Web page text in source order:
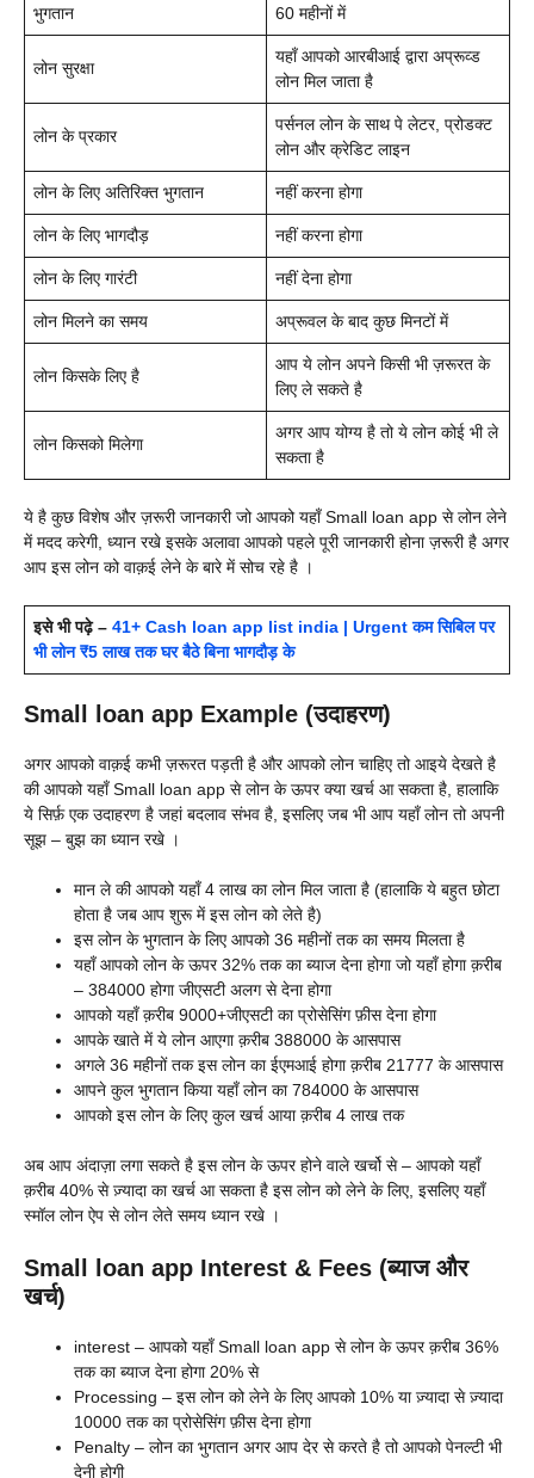
भुगतान 60 महीनों में
लोन सुरक्षा
यहाँ आपको आरबीआई द्वारा अप्रूव्ड
लोन मिल जाता है
लोन के प्रकार
पर्सनल लोन के साथ पे लेटर, प्रोडक्ट
लोन और क्रेडिट लाइन
लोन के लिए अतिरिक्त भुगतान नहीं करना होगा
लोन के लिए भागदौड़ नहीं करना होगा
लोन के लिए गारंटी नहीं देना होगा
लोन मिलने का समय अप्रूवल के बाद कुछ मिनटों में
लोन किसके लिए है
आप ये लोन अपने किसी भी ज़रूरत के
लिए ले सकते है
लोन किसको मिलेगा
अगर आप योग्य है तो ये लोन कोई भी ले
सकता है
ये है कुछ विशेष और ज़रूरी जानकारी जो आपको यहाँSmall loan app से लोन लेने
में मदद करेगी, ध्यान रखे इसके अलावा आपको पहले पूरी जानकारी होना ज़रूरी है अगर
आप इस लोन को वाक़ई लेने के बारे में सोच रहे है ।
इसे भी पढ़े – 41+ Cash loan app list india | Urgent कम सिबिल पर
भी लोन ₹5 लाख तक घर बैठे बिना भागदौड़ के
Small loan app Example (उदाहरण)
अगर आपको वाक़ई कभी ज़रूरत पड़ती है और आपको लोन चाहिए तो आइये देखते है
की आपको यहाँSmall loan app से लोन के ऊपर क्या खर्च आ सकता है, हालाकि
ये सिर्फ़ एक उदाहरण है जहां बदलाव संभव है, इसलिए जब भी आप यहाँ लोन तो अपनी
सूझ – बुझ का ध्यान रखे ।
मान ले की आपको यहाँ 4 लाख का लोन मिल जाता है (हालाकि ये बहुत छोटा
होता है जब आप शुरू में इस लोन को लेते है)
इस लोन के भुगतान के लिए आपको 36 महीनों तक का समय मिलता है
यहाँ आपको लोन के ऊपर 32% तक का ब्याज देना होगा जो यहाँ होगा क़रीब
– 384000 होगा जीएसटी अलग से देना होगा
आपको यहाँ क़रीब 9000+जीएसटी का प्रोसेसिंग फ़ीस देना होगा
आपके खाते में ये लोन आएगा क़रीब 388000 के आसपास
अगले 36 महीनों तक इस लोन का ईएमआई होगा क़रीब 21777 के आसपास
आपने कुल भुगतान किया यहाँ लोन का 784000 के आसपास
आपको इस लोन के लिए कुल खर्च आया क़रीब 4 लाख तक
अब आप अंदाज़ा लगा सकते है इस लोन के ऊपर होने वाले खर्चो से – आपको यहाँ
क़रीब 40% से ज़्यादा का खर्च आ सकता है इस लोन को लेने के लिए, इसलिए यहाँ
स्मॉल लोन ऐप से लोन लेते समय ध्यान रखे ।
Small loan app Interest & Fees (ब्याज और
खर्च)
interest – आपको यहाँSmall loan app से लोन के ऊपर क़रीब 36%
तक का ब्याज देना होगा 20% से
Processing – इस लोन को लेने के लिए आपको 10% या ज़्यादा से ज़्यादा
10000 तक का प्रोसेसिंग फ़ीस देना होगा
Penalty – लोन का भुगतान अगर आप देर से करते है तो आपको पेनल्टी भी
देनी होगी